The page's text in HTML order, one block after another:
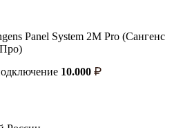
Panel System 2M Pro (Сангенс
10.000